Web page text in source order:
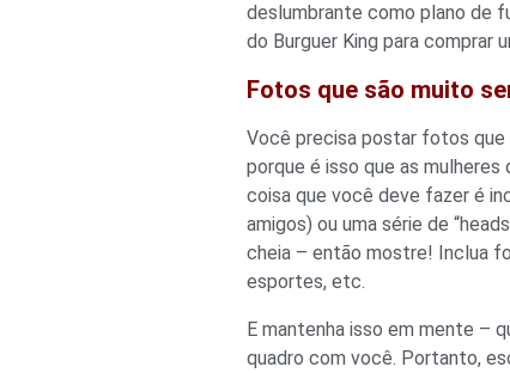
deslumbrante como plano de
do Burguer King para comprar
Fotos que são muito
Você precisa postar fotos
porque é isso que as
coisa que você deve fazer é
amigos) ou uma série de
cheia – então mostre! Inclua
esportes, etc.
E mantenha isso em mente –
quadro com você. Portanto,